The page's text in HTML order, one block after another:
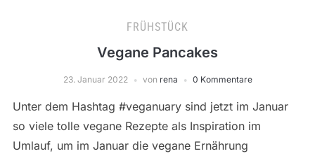
FRÜHSTÜCK
Vegane Pancakes
23. Januar 2022 von rena 0 Kommentare
Unter dem Hashtag #veganuary sind jetzt im Januar
so viele tolle vegane Rezepte als Inspiration im
Umlauf, um im Januar die vegane Ernährung